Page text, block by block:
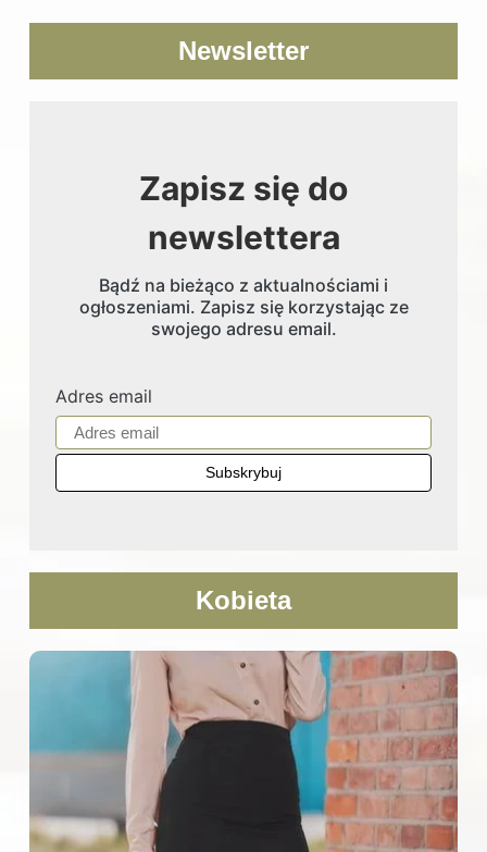
Newsletter
Zapisz się do
newslettera
Bądź na bieżąco z aktualnościami i
ogłoszeniami. Zapisz się korzystając ze
swojego adresu email.
Adres email
Kobieta